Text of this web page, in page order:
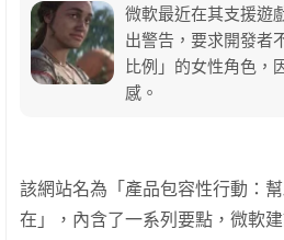
微軟最近在其支援遊
出警告，要求開發者
比例」的女性角色，
感。
該網站名為「產品包容性行動：
在」，內含了一系列要點，微軟